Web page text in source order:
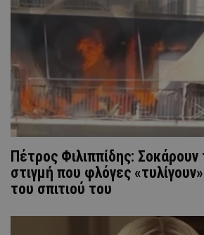
Πέτρος Φιλιππίδης:
στιγμή που φλόγες
του σπιτιού του